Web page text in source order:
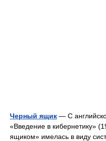
Черный ящик — С
«Введение в кибернетику»
ящиком» имелась в виду